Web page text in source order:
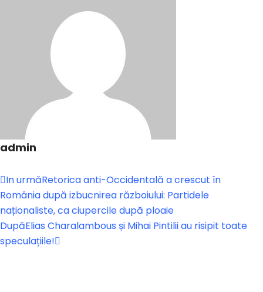
admin
In urmăRetorica anti-Occidentală a crescut în
România după izbucnirea războiului: Partidele
naționaliste, ca ciupercile după ploaie
DupăElias Charalambous și Mihai Pintilii au risipit toate
speculațiile!